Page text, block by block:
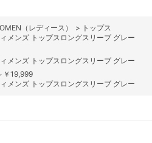
（レディース） > トップス
メンズ トップスロングスリーブ グレー
メンズ トップスロングスリーブ グレー
￥19,999
メンズ トップスロングスリーブ グレー